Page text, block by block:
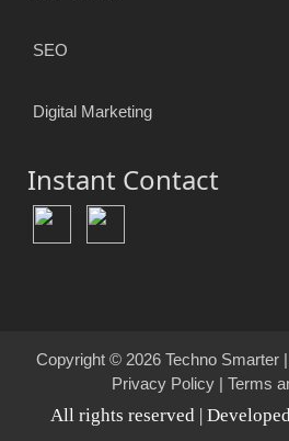
SEO
Digital Marketing
Instant Contact
Copyright © 2026 Techno Smarter |
Privacy Policy| Terms
All rights reserved |